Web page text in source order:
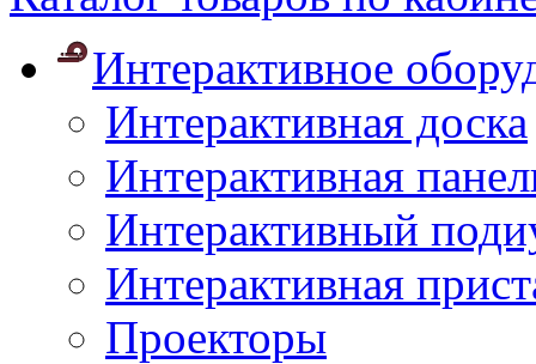
Интерактивное
Интерактивная доска
Интерактивная
Интерактивный
Интерактивная
Проекторы